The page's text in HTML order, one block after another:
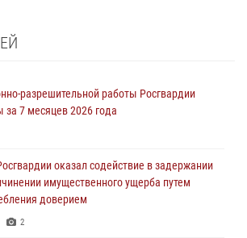
разрешительной работы Росгвардии
за 7 месяцев 2026 года
оказал содействие в задержании
имущественного ущерба путем
доверием
2